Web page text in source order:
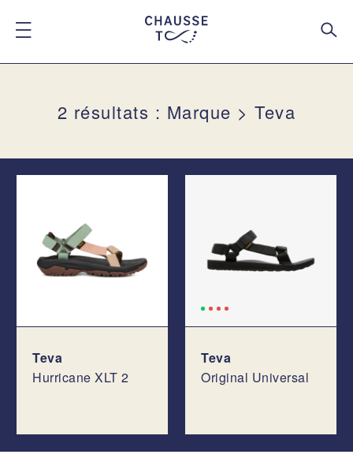
2 résultats : Marque > Teva
Teva
Hurricane XLT 2
Teva
Original Universal